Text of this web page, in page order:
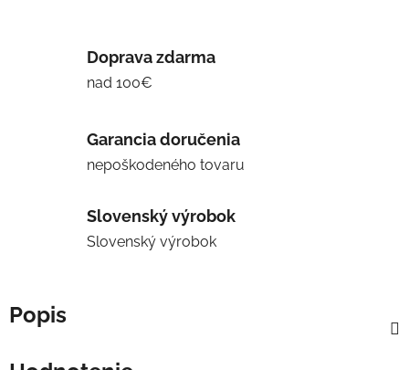
Doprava zdarma
nad 100€
Garancia doručenia
nepoškodeného tovaru
Slovenský výrobok
Slovenský výrobok
Popis